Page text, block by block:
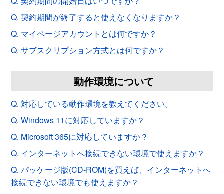
Q. 契約期間が終了すると使えなくなりますか？
Q. マイページアカウントとは何ですか？
Q. サブスクリプション方式とは何ですか？
動作環境について
Q. 対応している動作環境を教えてください。
Q. Windows 11に対応していますか？
Q. Microsoft 365に対応していますか？
Q. インターネットへ接続できない環境で使えますか？
Q. パッケージ版(CD-ROM)を買えば、インターネットへ
接続できない環境でも使えますか？